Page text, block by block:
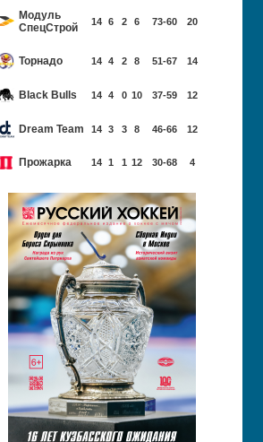
Модуль
СпецСтрой 14 6 2 6 73-60 20
Торнадо 14 4 2 8 51-67 14
Black Bulls 14 4 0 10 37-59 12
Dream Team 14 3 3 8 46-66 12
Прожарка 14 1 1 12 30-68 4